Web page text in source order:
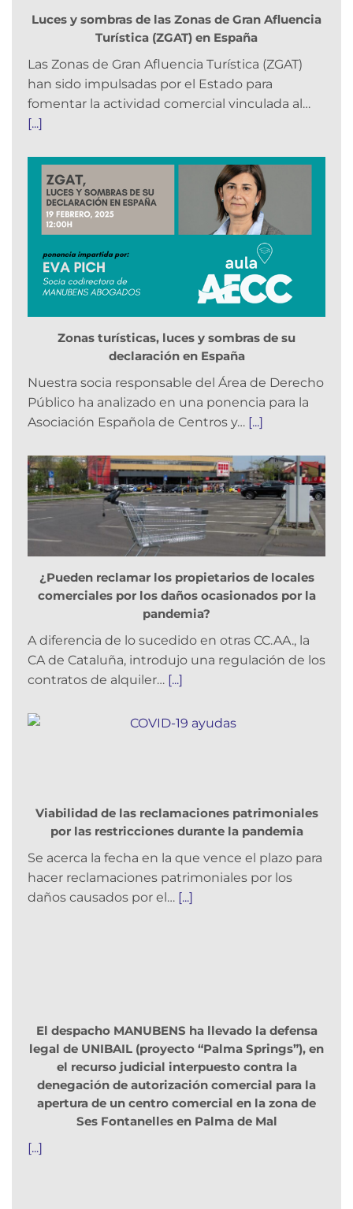
Luces y sombras de las Zonas de Gran Afluencia
Turística (ZGAT) en España
Las Zonas de Gran Afluencia Turística (ZGAT)
han sido impulsadas por el Estado para
fomentar la actividad comercial vinculada al…
[...]
Zonas turísticas, luces y sombras de su
declaración en España
Nuestra socia responsable del Área de Derecho
Público ha analizado en una ponencia para la
Asociación Española de Centros y… [...]
¿Pueden reclamar los propietarios de locales
comerciales por los daños ocasionados por la
pandemia?
A diferencia de lo sucedido en otras CC.AA., la
CA de Cataluña, introdujo una regulación de los
contratos de alquiler… [...]
Viabilidad de las reclamaciones patrimoniales
por las restricciones durante la pandemia
Se acerca la fecha en la que vence el plazo para
hacer reclamaciones patrimoniales por los
daños causados por el… [...]
El despacho MANUBENS ha llevado la defensa
legal de UNIBAIL (proyecto “Palma Springs”), en
el recurso judicial interpuesto contra la
denegación de autorización comercial para la
apertura de un centro comercial en la zona de
Ses Fontanelles en Palma de Mal
[...]